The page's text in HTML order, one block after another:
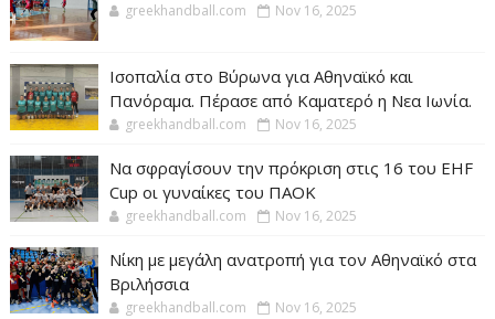
greekhandball.com Nov 16, 2025
Ισοπαλία στο Βύρωνα για Αθηναϊκό και
Πανόραμα. Πέρασε από Καματερό η Νεα Ιωνία.
greekhandball.com Nov 16, 2025
Να σφραγίσουν την πρόκριση στις 16 του EHF
Cup οι γυναίκες του ΠΑΟΚ
greekhandball.com Nov 16, 2025
Νίκη με μεγάλη ανατροπή για τον Αθηναϊκό στα
Βριλήσσια
greekhandball.com Nov 16, 2025